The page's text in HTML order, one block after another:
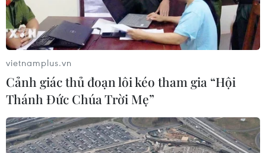
Dịch COVID-19 diễn biến phức tạp tại
nhiều nước châu Á
24/02/2022 05:21
vietnamplus.vn
Cảnh giác thủ đoạn lôi kéo tham gia “Hội
Thánh Đức Chúa Trời Mẹ”